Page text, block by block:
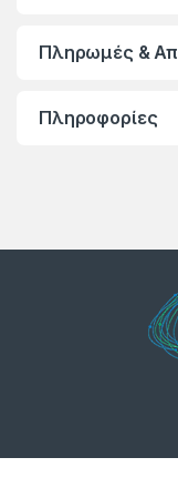
Πληρωμές &
Πληροφορίες